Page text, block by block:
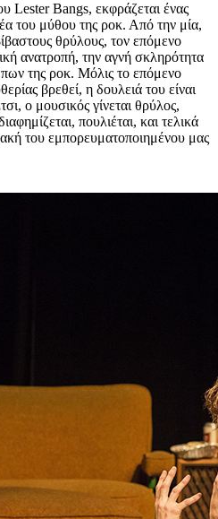
Lester Bangs, εκφράζεται ένας
του μύθου της ροκ. Από την μία,
θρύλους, τον επόμενο
ανατροπή, την αγνή σκληρότητα
της ροκ. Μόλις το επόμενο
βρεθεί, η δουλειά του είναι
ο μουσικός γίνεται θρύλος,
πουλιέται, και τελικά
του εμπορευματοποιημένου μας